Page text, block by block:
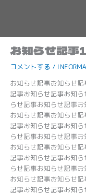
ス
お知らせ記事
コメントする /
お知らせ記事お知らせ
記事お知らせ記事お知
らせ記事お知らせ記事
お知らせ記事お知らせ
記事お知らせ記事お知
らせ記事お知らせ記事
お知らせ記事お知らせ
記事お知らせ記事お知
らせ記事お知らせ記事
お知らせ記事お知らせ
記事お知らせ記事お知